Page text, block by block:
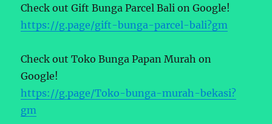
Check out Gift Bunga Parcel Bali on Google!
https://g.page/gift-bunga-parcel-bali?gm
Check out Toko Bunga Papan Murah on
Google!
https://g.page/Toko-bunga-murah-bekasi?
gm